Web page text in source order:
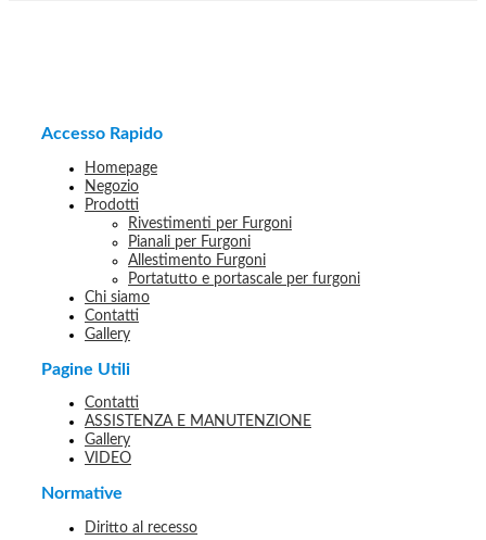
Accesso Rapido
Homepage
Negozio
Prodotti
Rivestimenti per Furgoni
Pianali per Furgoni
Allestimento Furgoni
Portatutto e portascale per furgoni
Chi siamo
Contatti
Gallery
Pagine Utili
Contatti
ASSISTENZA E MANUTENZIONE
Gallery
VIDEO
Normative
Diritto al recesso